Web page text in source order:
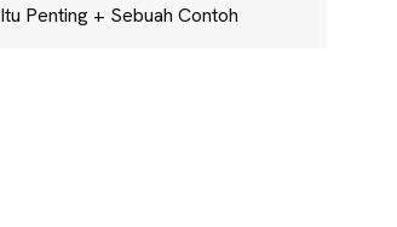
Itu Penting + Sebuah Contoh